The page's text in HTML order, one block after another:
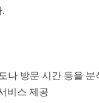
.
나 방문 시간 등을
비스 제공